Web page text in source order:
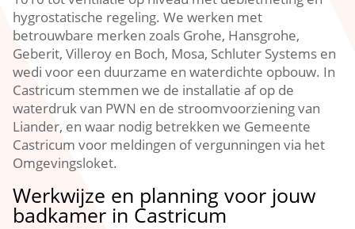
hygrostatische regeling.​ We werken met
betrouwbare merken zoals Grohe, Hansgrohe,
Geberit, Villeroy en Boch, Mosa, Schluter Systems en
wedi voor een duurzame en waterdichte opbouw.​ In
Castricum stemmen we de installatie af op de
waterdruk van PWN en de stroomvoorziening van
Liander, en waar nodig betrekken we Gemeente
Castricum voor meldingen of vergunningen via het
Omgevingsloket.​
Werkwijze en planning voor jouw
badkamer in Castricum